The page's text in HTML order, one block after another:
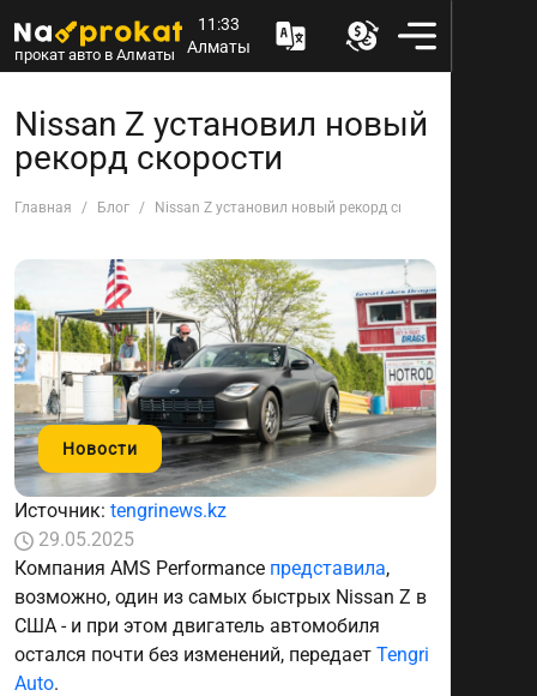
прокат авто в Алматы
11:33
Алматы
Nissan Z установил новый
рекорд скорости
Главная Блог Nissan Z установил новый рекорд скорости
Новости
Источник: tengrinews.kz
29.05.2025
Компания AMS Performance представила,
возможно, один из самых быстрых Nissan Z в
США - и при этом двигатель автомобиля
остался почти без изменений, передает Tengri
Auto.